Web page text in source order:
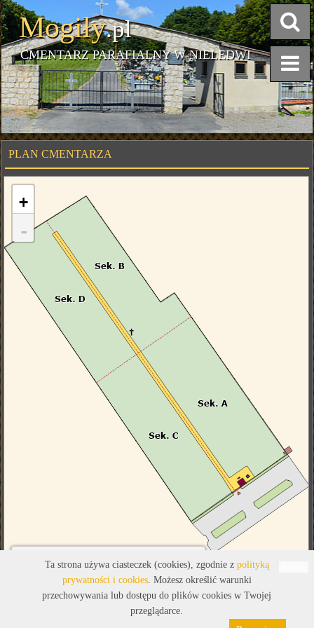
Mogiły.pl
CMENTARZ PARAFIALNY W NIELEDWI
PLAN CMENTARZA
+
-
Ta strona używa ciasteczek (cookies), zgodnie z polityką
prywatności i cookies. Możesz określić warunki
przechowywania lub dostępu do plików cookies w Twojej
przeglądarce.